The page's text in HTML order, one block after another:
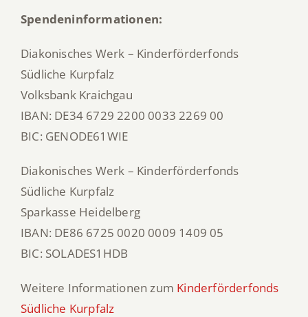
Spendeninformationen:
Diakonisches Werk – Kinderförderfonds
Südliche Kurpfalz
Volksbank Kraichgau
IBAN: DE34 6729 2200 0033 2269 00
BIC: GENODE61WIE
Diakonisches Werk – Kinderförderfonds
Südliche Kurpfalz
Sparkasse Heidelberg
IBAN: DE86 6725 0020 0009 1409 05
BIC: SOLADES1HDB
Weitere Informationen zum Kinderförderfonds
Südliche Kurpfalz